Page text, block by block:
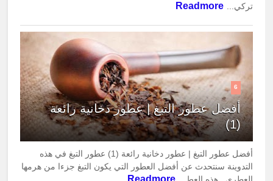
تركي... Readmore
6
أفضل عطور التبغ | عطور دخانية رائعة
(1)
أفضل عطور التبغ | عطور دخانية رائعة (1) عطور التبغ في هذه
التدوينة سنتحدث عن أفضل العطور التي يكون التبغ جزءا من هرمها